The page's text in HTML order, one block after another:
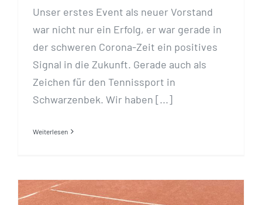
Unser erstes Event als neuer Vorstand
war nicht nur ein Erfolg, er war gerade in
der schweren Corona-Zeit ein positives
Signal in die Zukunft. Gerade auch als
Zeichen für den Tennissport in
Schwarzenbek. Wir haben [...]
Weiterlesen